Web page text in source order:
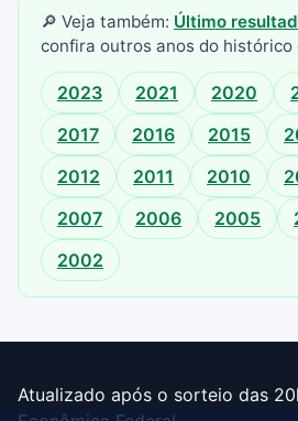
🔎 Veja também: Último
confira outros anos do histórico
2023 2021 2020
2017
2016 2015
2012
2011 2010
2007
2006 2005
2002
Atualizado após o sorteio das